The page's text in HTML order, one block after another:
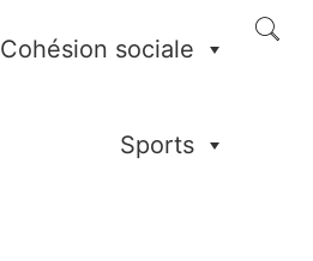
Cohésion sociale
Sports